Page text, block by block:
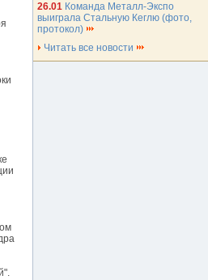
26.01 Команда Металл-Экспо
выиграла Стальную Кеглю (фото,
протокол)
Читать все новости